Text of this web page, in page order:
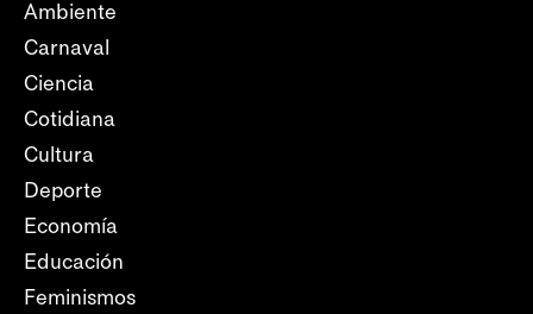
Ambiente
Carnaval
Ciencia
Cotidiana
Cultura
Deporte
Economía
Educación
Feminismos